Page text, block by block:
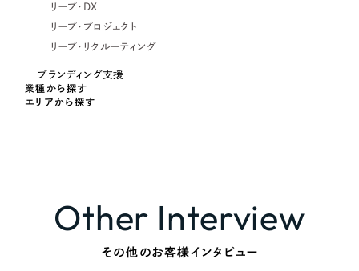
リープ・DX
リープ・プロジェクト
リープ・リクルーティング
ブランディング支援
業種から探す
エリアから探す
Other Interview
その他のお客様インタビュー